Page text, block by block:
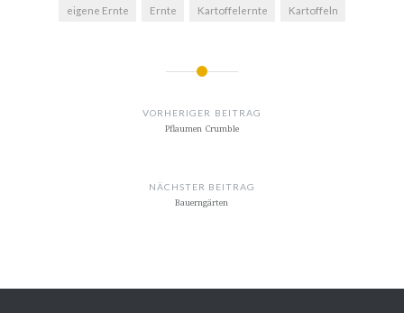
eigene Ernte Ernte Kartoffelernte Kartoffeln
VORHERIGER BEITRAG
Pflaumen Crumble
NÄCHSTER BEITRAG
Bauerngärten